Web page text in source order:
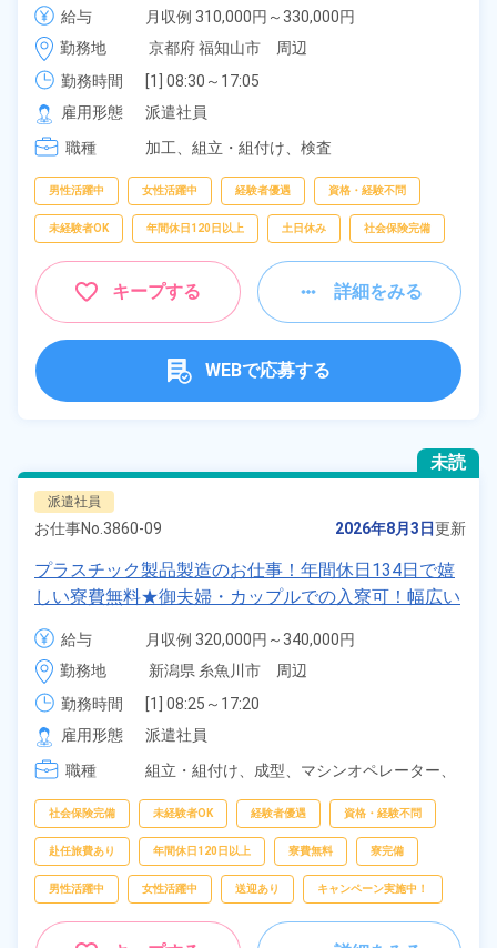
123日！《京都府福知山市》
給与
月収例 310,000円～330,000円
時給 1,400円～1,400円
勤務地
京都府 福知山市　周辺
勤務時間
[1] 08:30～17:05
[2] 20:30～05:05
雇用形態
派遣社員
職種
加工、 組立・組付け、 検査
男性活躍中 女性活躍中 経験者優遇 資格・経験不問
未経験者OK 年間休日120日以上 土日休み 社会保険完備
キープする 詳細をみる
WEBで応募する
未読
派遣社員
お仕事No. 3860-09 2026年8月3日更新
プラスチック製品製造のお仕事！年間休日134日で嬉
しい寮費無料★御夫婦・カップルでの入寮可！幅広い
年齢の男女活躍中！高時給1,400円！マイカー・バイ
ク・自転車通勤可！寮から無料送迎もあり！正社員登
用制度あり！《新潟県糸魚川市》
給与
月収例 320,000円～340,000円
時給 1,400円～1,400円
勤務地
新潟県 糸魚川市　周辺
勤務時間
[1] 08:25～17:20
[2] 20:30～05:45
雇用形態
派遣社員
職種
組立・組付け、 成型、 マシンオペレーター、
梱包
社会保険完備 未経験者OK 経験者優遇 資格・経験不問
赴任旅費あり 年間休日120日以上 寮費無料 寮完備
男性活躍中 女性活躍中 送迎あり キャンペーン実施中！